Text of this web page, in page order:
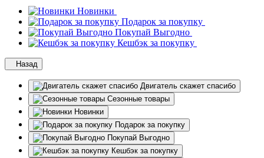
Новинки
Подарок за покупку
Покупай Выгодно
Кешбэк за покупку
Назад
Двигатель скажет спасибо
Сезонные товары
Новинки
Подарок за покупку
Покупай Выгодно
Кешбэк за покупку